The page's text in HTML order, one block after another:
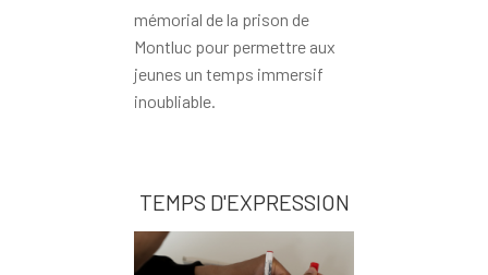
mémorial de la prison de
Montluc pour permettre aux
jeunes un temps immersif
inoubliable.
TEMPS D'EXPRESSION